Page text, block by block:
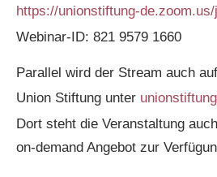
https://unionstiftung-
Webinar-ID: 821 9579 1660
Parallel wird der Stream auch
Union Stiftung unter
Dort steht die Veranstaltung
on-demand Angebot zur